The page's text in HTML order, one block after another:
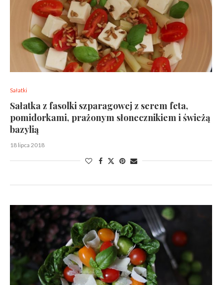
Sałatki
Sałatka z fasolki szparagowej z serem feta,
pomidorkami, prażonym słonecznikiem i świeżą
bazylią
18 lipca 2018